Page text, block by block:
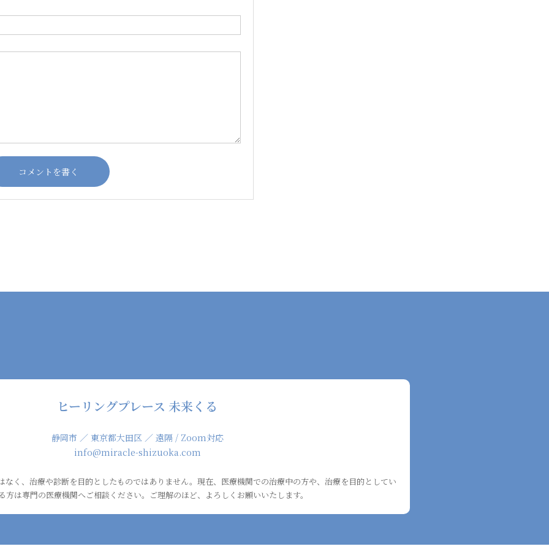
ヒーリングプレース 未来くる
静岡市 ／ 東京都大田区 ／ 遠隔 / Zoom対応
info@miracle-shizuoka.com
く、治療や診断を目的としたものではありません。現在、医療機関での治療中の方や、治療を目的としてい
方は専門の医療機関へご相談ください。ご理解のほど、よろしくお願いいたします。